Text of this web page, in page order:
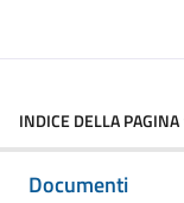
INDICE DELLA PAGINA
Documenti